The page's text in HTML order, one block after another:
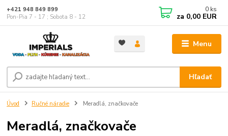
Menu
Hľadať
+421 948 849 899
Pon-Pia 7 - 17 ; Sobota 8 - 12
0 ks
za 0,00 EUR
Úvod Ručné náradie Meradlá, značkovače
Meradlá, značkovače